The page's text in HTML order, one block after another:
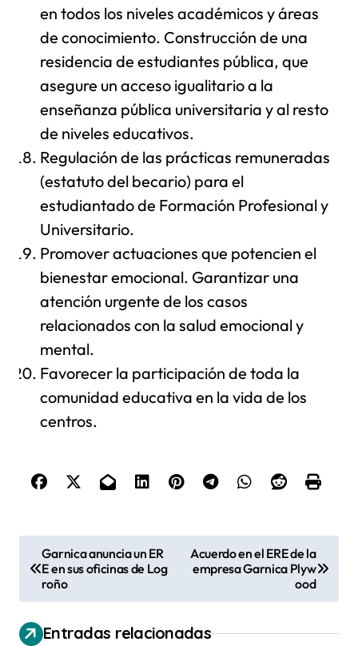
en todos los niveles académicos y áreas
de conocimiento. Construcción de una
residencia de estudiantes pública, que
asegure un acceso igualitario a la
enseñanza pública universitaria y al resto
de niveles educativos.
Regulación de las prácticas remuneradas
(estatuto del becario) para el
estudiantado de Formación Profesional y
Universitario.
Promover actuaciones que potencien el
bienestar emocional. Garantizar una
atención urgente de los casos
relacionados con la salud emocional y
mental.
Favorecer la participación de toda la
comunidad educativa en la vida de los
centros.
a
v
e
Garnica anuncia un ER
E en sus oficinas de Log
roño
Acuerdo en el ERE de la
empresa Garnica Plyw
ood
Entradas relacionadas